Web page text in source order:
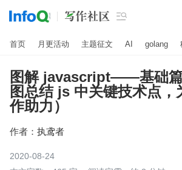

首页 月更活动 主题征文 AI golang
图解 javascript——基础
图总结 js 中关键技术点，
作助力）
作者： 执鸢者
2020-08-24